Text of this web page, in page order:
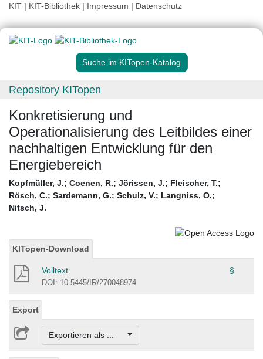
KIT | KIT-Bibliothek | Impressum | Datenschutz
Suche im KITopen-Katalog
Repository KITopen
Konkretisierung und
Operationalisierung des Leitbildes einer
nachhaltigen Entwicklung für den
Energiebereich
Kopfmüller, J.; Coenen, R.; Jörissen, J.; Fleischer, T.;
Rösch, C.; Sardemann, G.; Schulz, V.; Langniss, O.;
Nitsch, J.
KITopen-Download
Volltext §
DOI: 10.5445/IR/270048974
Export
Exportieren als ...